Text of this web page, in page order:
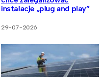
instalacje „plug and play”
29-07-2026